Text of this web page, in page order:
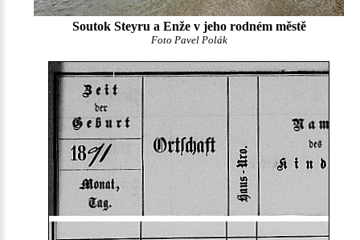
Soutok Steyru a Enže v jeho rodném městě
Foto Pavel Polák